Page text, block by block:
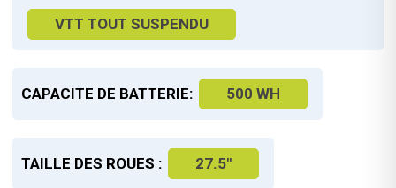
VTT TOUT SUSPENDU
CAPACITE DE BATTERIE: 500 WH
TAILLE DES ROUES : 27.5"